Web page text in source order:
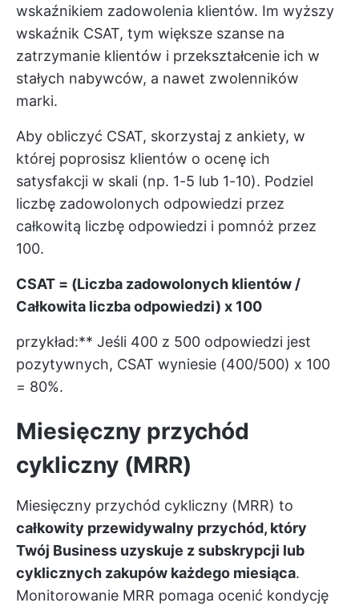
wskaźnikiem zadowolenia klientów. Im wyższy
wskaźnik CSAT, tym większe szanse na
zatrzymanie klientów i przekształcenie ich w
stałych nabywców, a nawet zwolenników
marki.
Aby obliczyć CSAT, skorzystaj z ankiety, w
której poprosisz klientów o ocenę ich
satysfakcji w skali (np. 1-5 lub 1-10). Podziel
liczbę zadowolonych odpowiedzi przez
całkowitą liczbę odpowiedzi i pomnóż przez
100.
CSAT = (Liczba zadowolonych klientów /
Całkowita liczba odpowiedzi) x 100
przykład:** Jeśli 400 z 500 odpowiedzi jest
pozytywnych, CSAT wyniesie (400/500) x 100
= 80%.
Miesięczny przychód
cykliczny (MRR)
Miesięczny przychód cykliczny (MRR) to
całkowity przewidywalny przychód, który
Twój Business uzyskuje z subskrypcji lub
cyklicznych zakupów każdego miesiąca.
Monitorowanie MRR pomaga ocenić kondycję